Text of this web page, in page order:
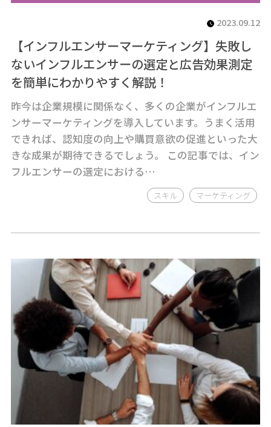
2023.09.12
【インフルエンサーマーケティング】失敗し
ないインフルエンサーの選定と広告効果測定
を簡単にわかりやすく解説！
昨今は企業規模に関係なく、多くの企業がインフルエ
ンサーマーケティングを導入しています。うまく活用
できれば、認知度の向上や購買意欲の促進といった大
きな成果が期待できるでしょう。 この記事では、イン
フルエンサーの選定における…
スキル マーケティング